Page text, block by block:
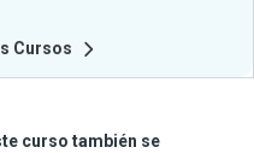
Cursos
curso también se